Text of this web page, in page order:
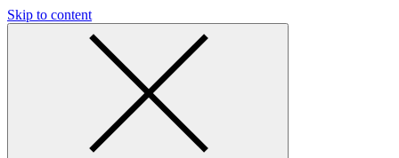
Skip to content